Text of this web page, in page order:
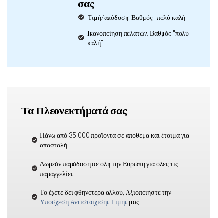
σας
Τιμή/απόδοση: Βαθμός "πολύ καλή"
Ικανοποίηση πελατών: Βαθμός "πολύ
καλή"
Τα Πλεονεκτήματά σας
Πάνω από 35.000 προϊόντα σε απόθεμα και έτοιμα για
αποστολή
Δωρεάν παράδοση σε όλη την Ευρώπη για όλες τις
παραγγελίες
Το έχετε δει φθηνότερα αλλού; Αξιοποιήστε την
Υπόσχεση Αντιστοίχισης Τιμής μας!